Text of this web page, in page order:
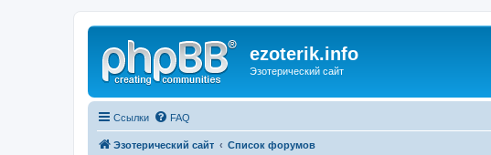
ezoterik.info
Эзотерический сайт
Ссылки FAQ
Эзотерический сайт Список форумов